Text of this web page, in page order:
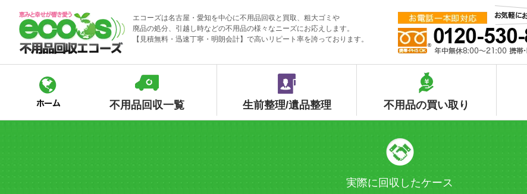
content
エコーズは名古屋・愛知を中心に不用品回収と買取、粗大ゴミや
廃品の処分、引越し時などの不用品の様々なニーズにお応えします。
【見積無料・迅速丁寧・明朗会計】で高いリピート率を誇っております。
不用品回収一覧 生前整理/遺品整理 不用品の買い取り
実際に回収したケース